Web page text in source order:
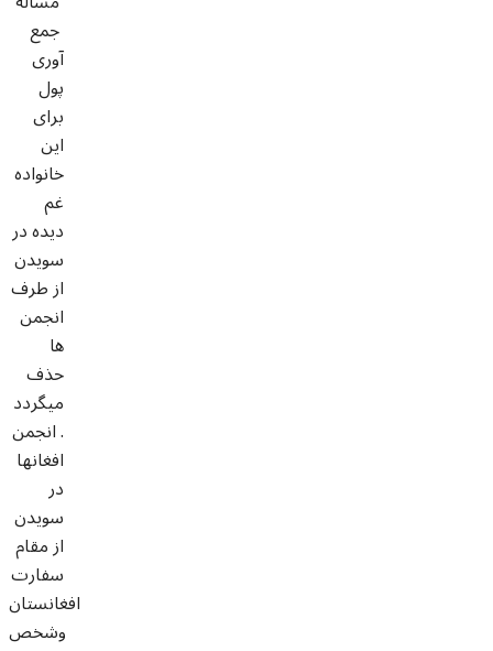
جمع
آوری
پول
برای
این
خانواده
غم
دیده در
سویدن
از طرف
انجمن
ها
حذف
میگردد
. انجمن
افغانها
در
سویدن
از مقام
سفارت
افغانستان
وشخص